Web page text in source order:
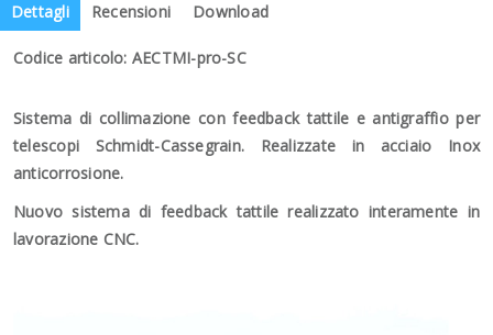
Dettagli Recensioni Download
Codice articolo: AECTMI-pro-SC
Sistema di collimazione con feedback tattile e antigraffio per
telescopi Schmidt-Cassegrain. Realizzate in acciaio Inox
anticorrosione.
Nuovo sistema di feedback tattile realizzato interamente in
lavorazione CNC.